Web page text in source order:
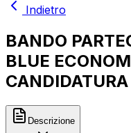
Indietro
BANDO
BLUE
Descrizione